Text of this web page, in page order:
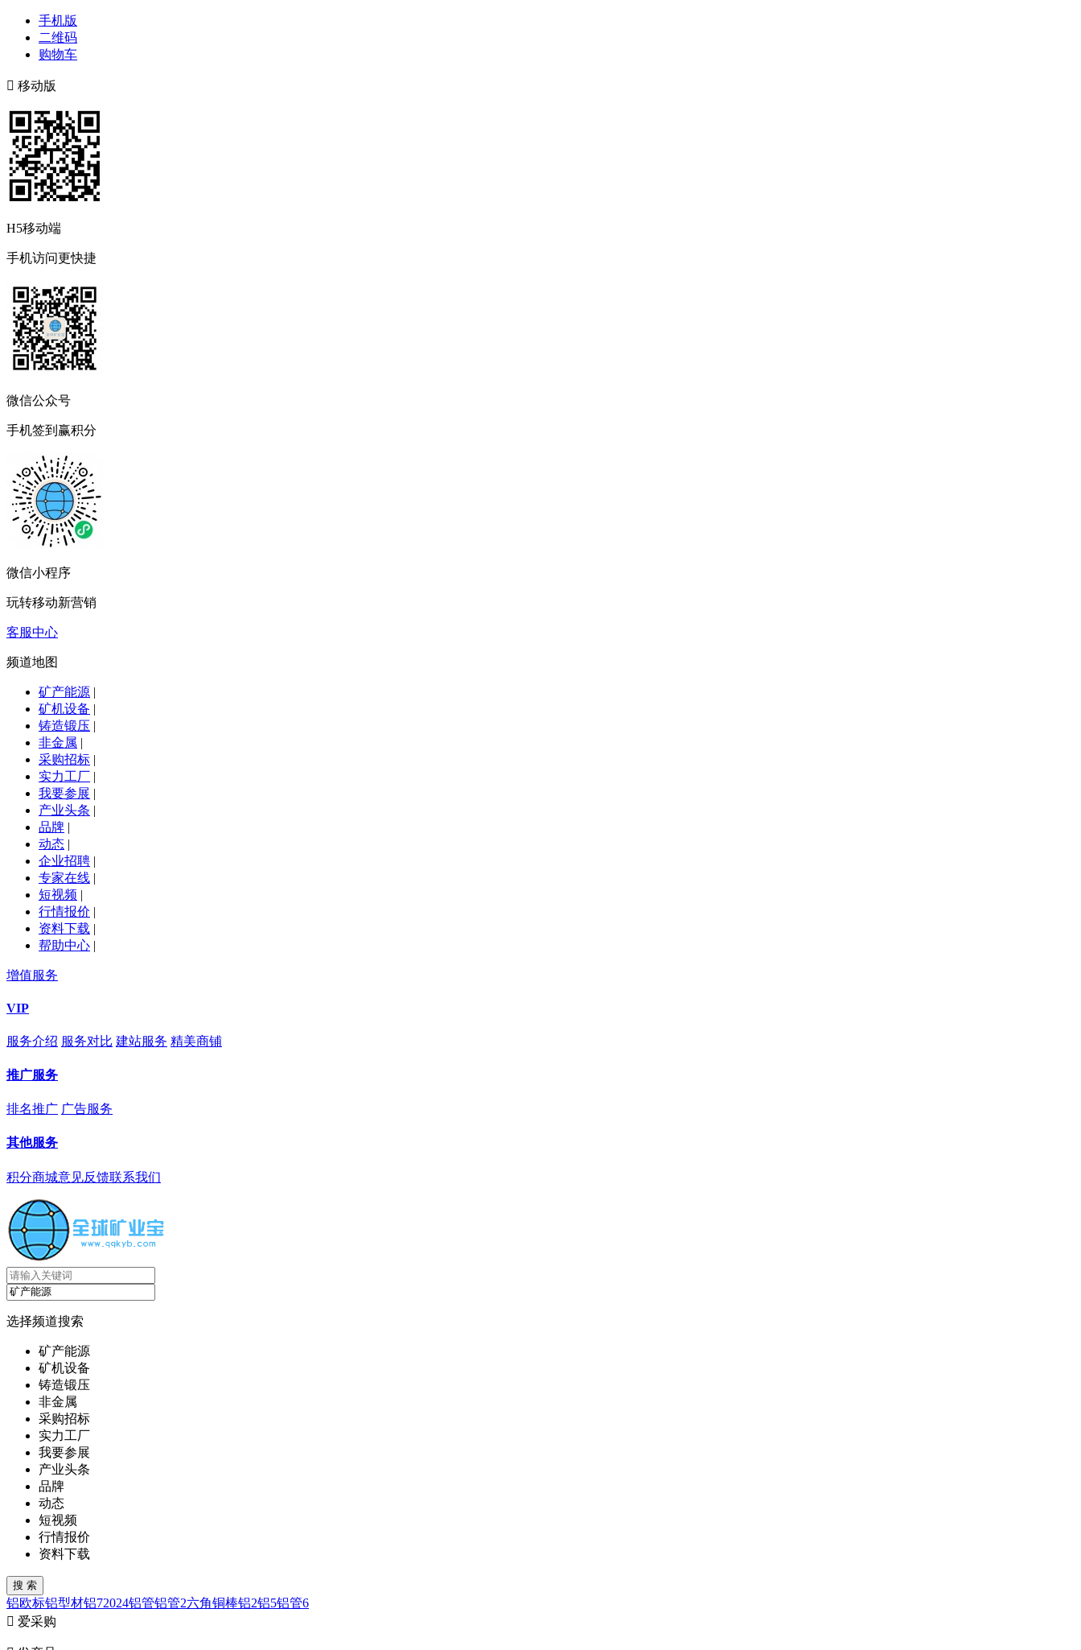
手机版
二维码
购物车
 移动版
H5移动端
手机访问更快捷
微信公众号
手机签到赢积分
微信小程序
玩转移动新营销
客服中心
频道地图
矿产能源 |
矿机设备 |
铸造锻压 |
非金属 |
采购招标 |
实力工厂 |
我要参展 |
产业头条 |
品牌 |
动态 |
企业招聘 |
专家在线 |
短视频 |
行情报价 |
资料下载 |
帮助中心 |
增值服务
VIP
服务介绍 服务对比 建站服务 精美商铺
推广服务
排名推广 广告服务
其他服务
积分商城意见反馈联系我们
选择频道搜索
矿产能源
矿机设备
铸造锻压
非金属
采购招标
实力工厂
我要参展
产业头条
品牌
动态
短视频
行情报价
资料下载
铝欧标铝型材铝72024铝管铝管2六角铜棒铝2铝5铝管6
 爱采购